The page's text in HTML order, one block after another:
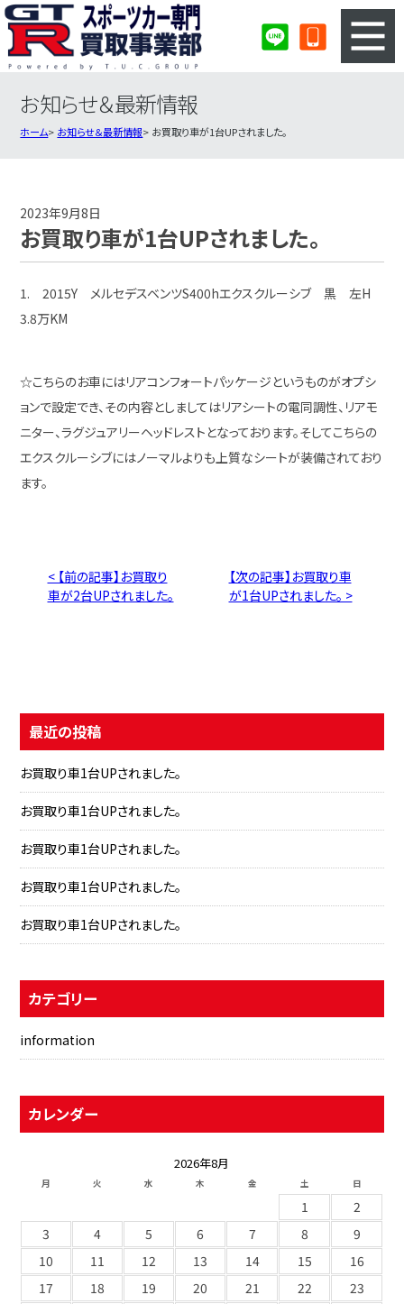
3ステップのカンタン査定
スポーツカー買取実績
お知らせ＆最新情報
ホーム お知らせ＆最新情報 お買取り車が1台UPされました。
2023年9月8日
お買取り車が1台UPされました。
1. 2015Y メルセデスベンツS400hエクスクルーシブ 黒 左H
3.8万KM
☆こちらのお車にはリアコンフォートパッケージというものがオプシ
ョンで設定でき、その内容としましてはリアシートの電同調性、リアモ
ニター、ラグジュアリーヘッドレストとなっております。そしてこちらの
エクスクルーシブにはノーマルよりも上質なシートが装備されており
ます。
< 【前の記事】お買取り
車が2台UPされました。
【次の記事】お買取り車
が1台UPされました。 >
最近の投稿
お買取り車1台UPされました。
お買取り車1台UPされました。
お買取り車1台UPされました。
お買取り車1台UPされました。
お買取り車1台UPされました。
カテゴリー
information
カレンダー
2026年8月
月 火 水 木 金 土 日
1
2
3
4 5 6 7 8
9
10
11 12 13 14 15
16
17
18 19 20 21 22
23